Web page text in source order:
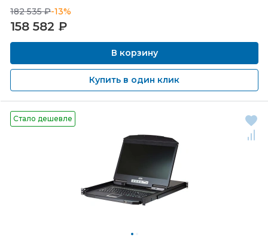
182 535 ₽-13%
158 582 ₽
В корзину
Купить в один клик
Стало дешевле